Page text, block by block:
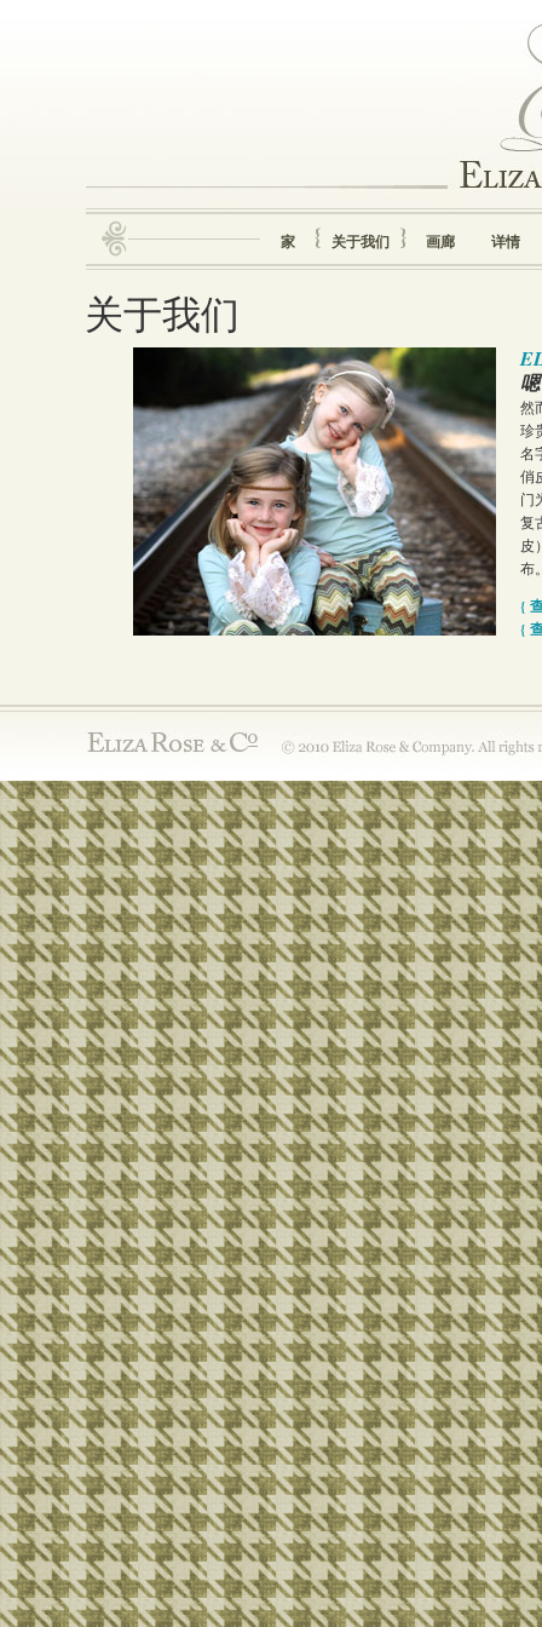
家 关于我们 画廊 详情
关于我们
然
珍
名
俏
门
复
皮
布
{
{